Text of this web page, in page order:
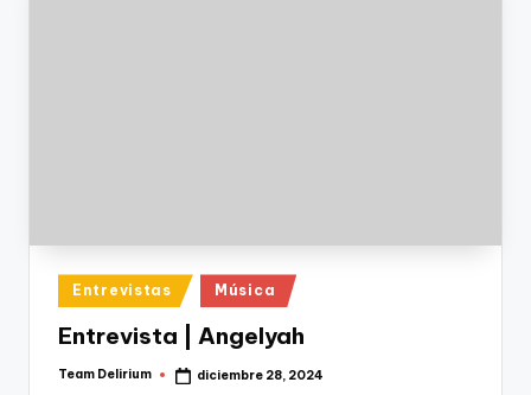
Publicado
en
Entrevistas Música
Entrevista | Angelyah
Publicado
Team Delirium diciembre 28, 2024